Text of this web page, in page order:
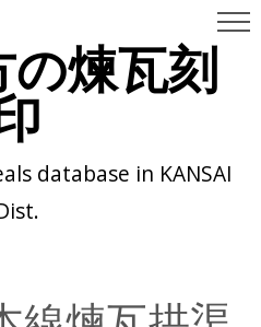
の煉瓦刻
database in KANSAI